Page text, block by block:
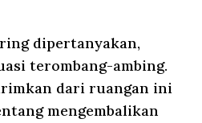
dipertanyakan,
terombang-ambing.
dari ruangan ini
mengembalikan